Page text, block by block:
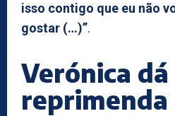
isso contigo que eu não
gostar (…)”.
Verónica dá
reprimenda